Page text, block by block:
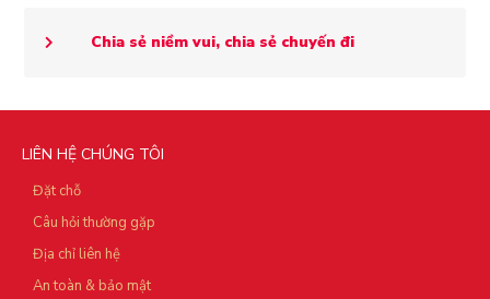
Chia sẻ niềm vui, chia sẻ chuyến đi
LIÊN HỆ CHÚNG TÔI
Đặt chỗ
Câu hỏi thường gặp
Địa chỉ liên hệ
An toàn & bảo mật